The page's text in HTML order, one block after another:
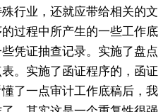
行业，还就应带给相关的文
过程中所产生的一些工作底
凭证抽查记录。实施了盘点
。实施了函证程序的，函证
了一点审计工作底稿后，我